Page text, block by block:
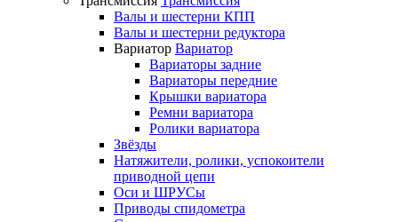
Валы и шестерни КПП
Валы и шестерни редуктора
Вариатор Вариатор
Вариаторы задние
Вариаторы передние
Крышки вариатора
Ремни вариатора
Ролики вариатора
Звёзды
Натяжители, ролики, успокоители
приводной цепи
Оси и ШРУСы
Приводы спидометра